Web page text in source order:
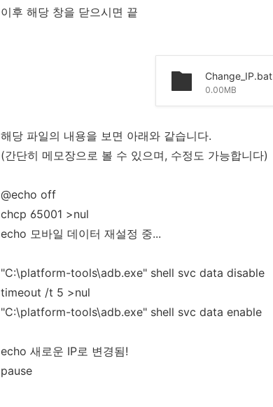
이후 해당 창을 닫으시면 끝
Change_IP.bat
0.00MB
해당 파일의 내용을 보면 아래와 같습니다.
(간단히 메모장으로 볼 수 있으며, 수정도 가능합니다)
@echo off
chcp 65001 >nul
echo 모바일 데이터 재설정 중...
"C:\platform-tools\adb.exe" shell svc data disable
timeout /t 5 >nul
"C:\platform-tools\adb.exe" shell svc data enable
echo 새로운 IP로 변경됨!
pause